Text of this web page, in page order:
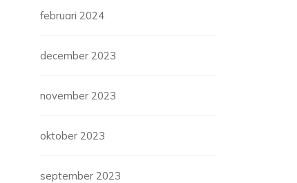
februari 2024
december 2023
november 2023
oktober 2023
september 2023